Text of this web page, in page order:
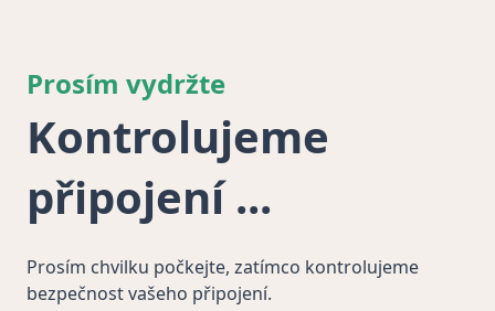
Prosím vydržte
Kontrolujeme
připojení
Prosím chvilku počkejte, zatímco kontrolujeme
bezpečnost vašeho připojení.